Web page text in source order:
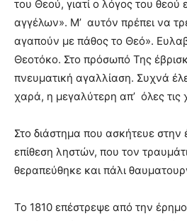
του Θεού, γιατί ο λόγος του θεού
αγγέλων». Μ’ αυτόν πρέπει να
αγαπούν με πάθος το Θεό».
Θεοτόκο. Στο πρόσωπό Της
πνευματική αγαλλίαση. Συχνά
χαρά, η μεγαλύτερη απ’ όλες τις
Στο διάστημα που ασκήτευε στην
επίθεση ληστών, που τον
θεραπεύθηκε και πάλι
Το 1810 επέστρεψε από την